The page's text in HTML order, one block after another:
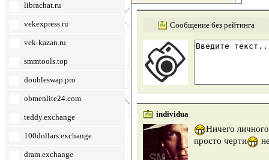
librachat.ru
vekexpress.ru
vek-kazan.ru
smmtools.top
doubleswap.pro
obmenlite24.com
teddy.exchange
100dollars.exchange
dram.exchange
Сообщение без рейтинга
individua
Ничего
просто черти